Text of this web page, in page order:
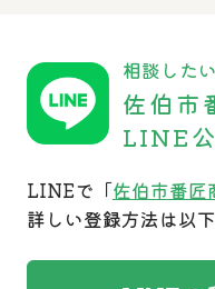
相談した
佐伯市
LINE
LINEで「佐伯市番匠
詳しい登録方法は以